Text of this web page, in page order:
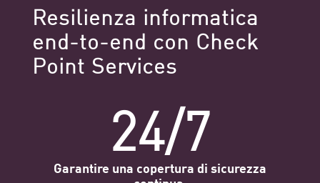
Resilienza informatica
end-to-end con Check
Point Services
24/7
Garantire una copertura di sicurezza